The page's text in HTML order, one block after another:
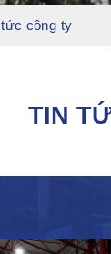
tức công ty
TIN